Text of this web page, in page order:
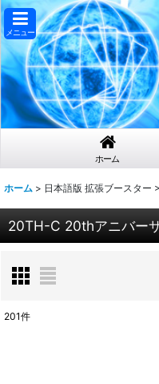
メニュー
ホーム
ホーム > 日本語版 拡張ブースター >
20TH-C 20thアニバー
201件